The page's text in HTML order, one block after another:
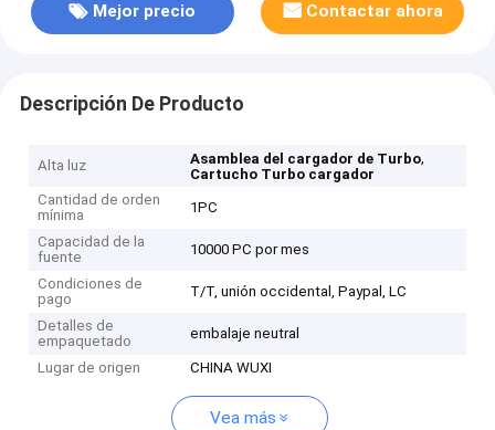
Mejor precio Contactar ahora
Descripción De Producto
Alta luz Asamblea del cargador de Turbo,
Cartucho Turbo cargador
Cantidad de orden
mínima
1PC
Capacidad de la
fuente
10000 PC por mes
Condiciones de
pago
T/T, unión occidental, Paypal, LC
Detalles de
empaquetado
embalaje neutral
Lugar de origen CHINA WUXI
Vea más